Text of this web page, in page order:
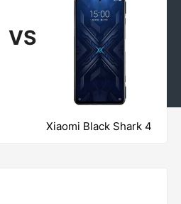
VS
Xiaomi Black Shark 4